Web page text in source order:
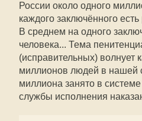
России около одного
каждого заключённого
В среднем на одного
человека... Тема
(исправительных) волнует
миллионов людей в нашей
миллиона занято в
службы исполнения